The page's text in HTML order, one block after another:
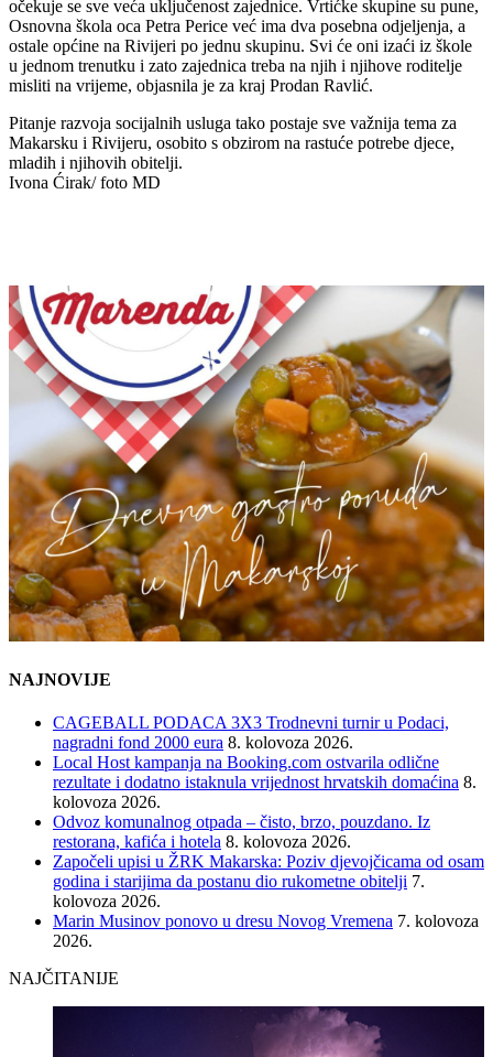
očekuje se sve veća uključenost zajednice. Vrtićke skupine su pune,
Osnovna škola oca Petra Perice već ima dva posebna odjeljenja, a
ostale općine na Rivijeri po jednu skupinu. Svi će oni izaći iz škole
u jednom trenutku i zato zajednica treba na njih i njihove roditelje
misliti na vrijeme, objasnila je za kraj Prodan Ravlić.
Pitanje razvoja socijalnih usluga tako postaje sve važnija tema za
Makarsku i Rivijeru, osobito s obzirom na rastuće potrebe djece,
mladih i njihovih obitelji.
Ivona Ćirak/ foto MD
NAJNOVIJE
CAGEBALL PODACA 3X3 Trodnevni turnir u Podaci,
nagradni fond 2000 eura 8. kolovoza 2026.
Local Host kampanja na Booking.com ostvarila odlične
rezultate i dodatno istaknula vrijednost hrvatskih domaćina 8.
kolovoza 2026.
Odvoz komunalnog otpada – čisto, brzo, pouzdano. Iz
restorana, kafića i hotela 8. kolovoza 2026.
Započeli upisi u ŽRK Makarska: Poziv djevojčicama od osam
godina i starijima da postanu dio rukometne obitelji 7.
kolovoza 2026.
Marin Musinov ponovo u dresu Novog Vremena 7. kolovoza
2026.
NAJČITANIJE